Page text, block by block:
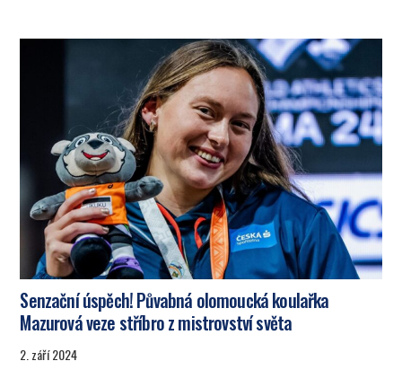
Senzační úspěch! Půvabná olomoucká koulařka
Mazurová veze stříbro z mistrovství světa
2. září 2024